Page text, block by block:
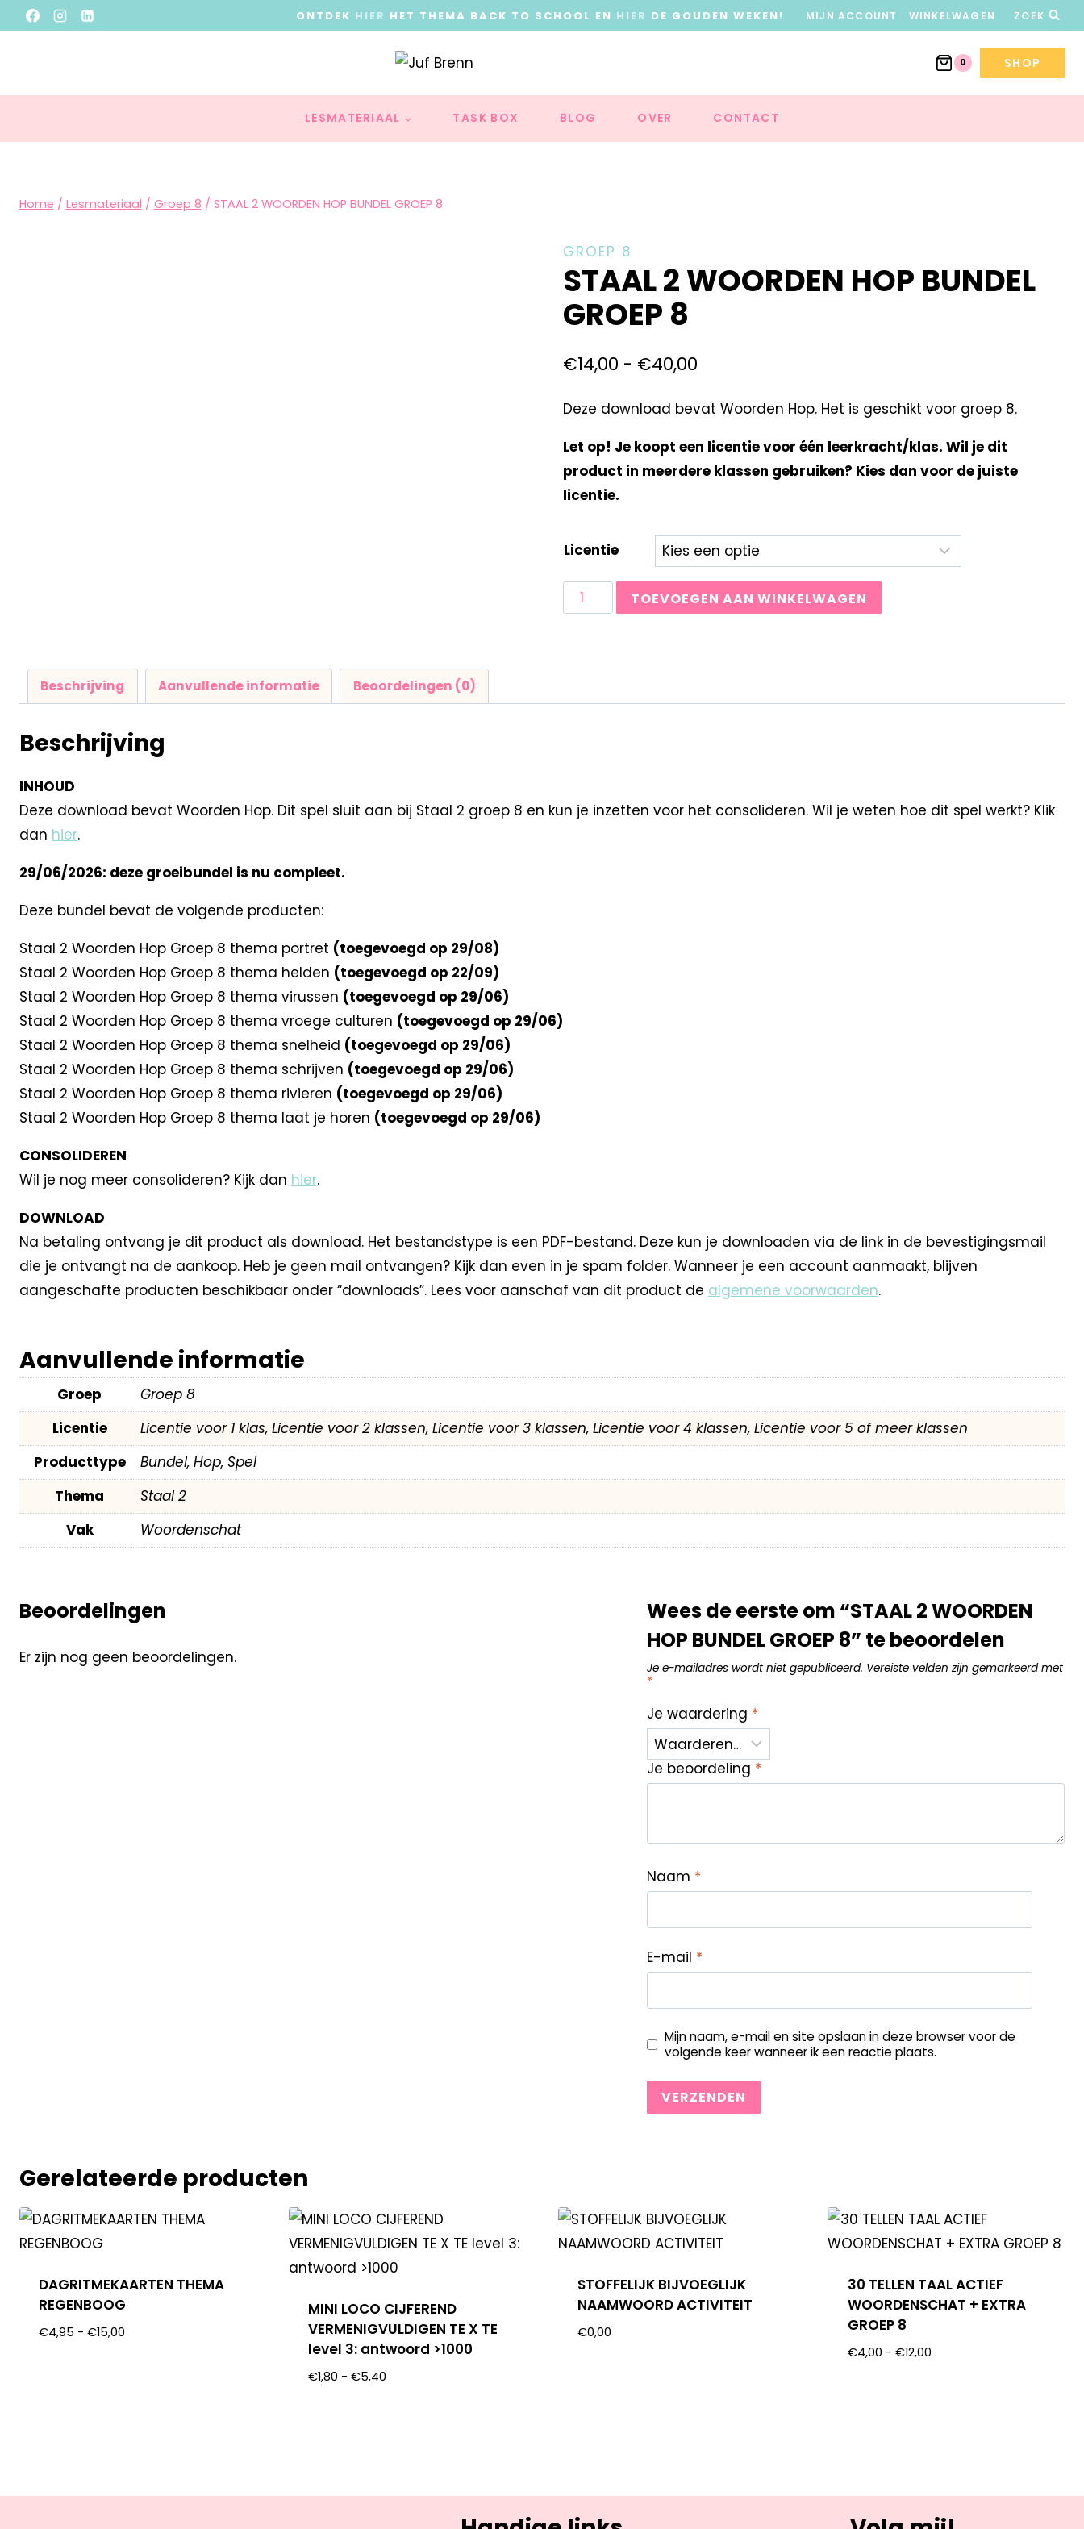
ONTDEK HIER HET THEMA BACK TO SCHOOL EN HIER DE GOUDEN WEKEN! MIJN ACCOUNT WINKELWAGEN ZOEK
0 SHOP
LESMATERIAAL TASK BOX BLOG OVER CONTACT
Home / Lesmateriaal / Groep 8 / STAAL 2 WOORDEN HOP BUNDEL GROEP 8
GROEP 8
STAAL 2 WOORDEN HOP BUNDEL
GROEP 8
€14,00 - €40,00
Deze download bevat Woorden Hop. Het is geschikt voor groep 8.
Let op! Je koopt een licentie voor één leerkracht/klas. Wil je dit
product in meerdere klassen gebruiken? Kies dan voor de juiste
licentie.
Licentie
TOEVOEGEN AAN WINKELWAGEN
Beschrijving Aanvullende informatie Beoordelingen (0)
Beschrijving
INHOUD
Deze download bevat Woorden Hop. Dit spel sluit aan bij Staal 2 groep 8 en kun je inzetten voor het consolideren. Wil je weten hoe dit spel werkt? Klik
dan hier.
29/06/2026: deze groeibundel is nu compleet.
Deze bundel bevat de volgende producten:
Staal 2 Woorden Hop Groep 8 thema portret (toegevoegd op 29/08)
Staal 2 Woorden Hop Groep 8 thema helden (toegevoegd op 22/09)
Staal 2 Woorden Hop Groep 8 thema virussen (toegevoegd op 29/06)
Staal 2 Woorden Hop Groep 8 thema vroege culturen (toegevoegd op 29/06)
Staal 2 Woorden Hop Groep 8 thema snelheid (toegevoegd op 29/06)
Staal 2 Woorden Hop Groep 8 thema schrijven (toegevoegd op 29/06)
Staal 2 Woorden Hop Groep 8 thema rivieren (toegevoegd op 29/06)
Staal 2 Woorden Hop Groep 8 thema laat je horen (toegevoegd op 29/06)
CONSOLIDEREN
Wil je nog meer consolideren? Kijk dan hier.
DOWNLOAD
Na betaling ontvang je dit product als download. Het bestandstype is een PDF-bestand. Deze kun je downloaden via de link in de bevestigingsmail
die je ontvangt na de aankoop. Heb je geen mail ontvangen? Kijk dan even in je spam folder. Wanneer je een account aanmaakt, blijven
aangeschafte producten beschikbaar onder “downloads”. Lees voor aanschaf van dit product de algemene voorwaarden.
Aanvullende informatie
Groep
Groep 8
Licentie
Licentie voor 1 klas, Licentie voor 2 klassen, Licentie voor 3 klassen, Licentie voor 4 klassen, Licentie voor 5 of meer klassen
Producttype
Bundel, Hop, Spel
Thema
Staal 2
Vak
Woordenschat
Beoordelingen
Er zijn nog geen beoordelingen.
Wees de eerste om “STAAL 2 WOORDEN
HOP BUNDEL GROEP 8” te beoordelen
Je e-mailadres wordt niet gepubliceerd. Vereiste velden zijn gemarkeerd met
*
Je waardering *
Je beoordeling *
Naam *
E-mail *
Mijn naam, e-mail en site opslaan in deze browser voor de
volgende keer wanneer ik een reactie plaats.
Gerelateerde producten
DAGRITMEKAARTEN THEMA
REGENBOOG
€4,95 - €15,00
MINI LOCO CIJFEREND
VERMENIGVULDIGEN TE X TE
level 3: antwoord >1000
€1,80 - €5,40
STOFFELIJK BIJVOEGLIJK
NAAMWOORD ACTIVITEIT
€0,00
30 TELLEN TAAL ACTIEF
WOORDENSCHAT + EXTRA
GROEP 8
€4,00 - €12,00